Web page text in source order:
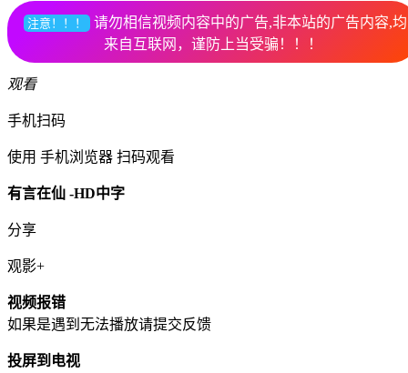
注意！！！
请勿相信视频内容中的广告,非本站的广告内容,均
来自互联网，谨防上当受骗！！！
观看
手机扫码
使用 手机浏览器 扫码观看
有言在仙 -HD中字
分享
观影+
视频报错
如果是遇到无法播放请提交反馈
投屏到电视